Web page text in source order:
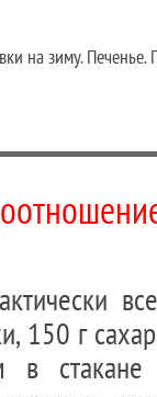
150 г
в стакане